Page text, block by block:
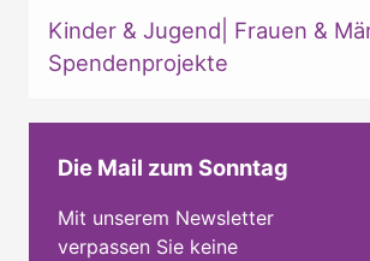
Kinder & Jugend Frauen &
Spendenprojekte
Die Mail zum Sonntag
Mit unserem Newsletter
verpassen Sie keine